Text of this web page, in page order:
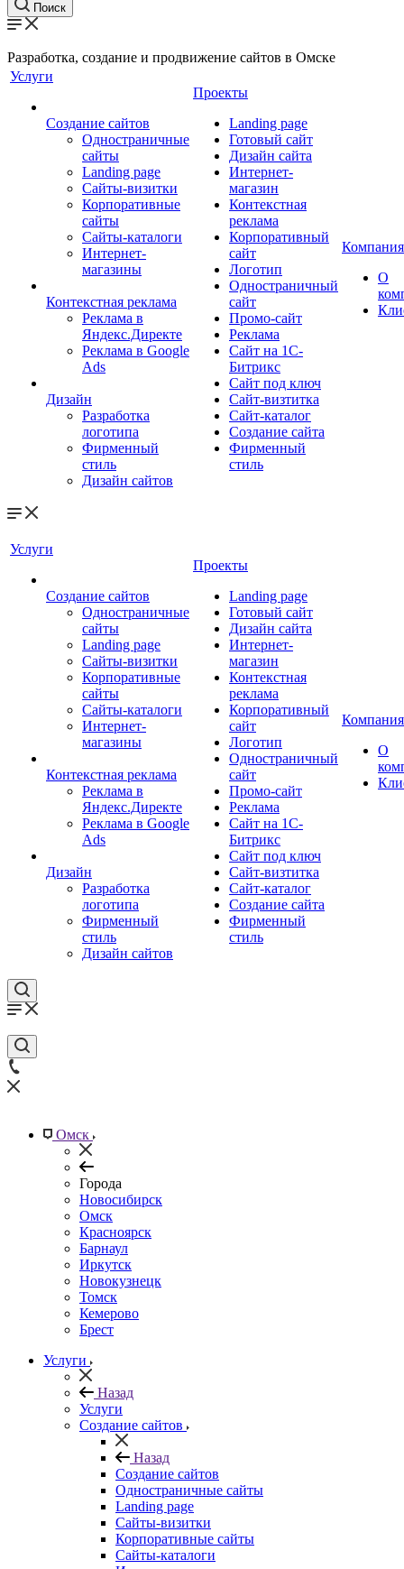
Поиск
Разработка, создание и продвижение сайтов в Омске
Услуги
Создание сайтов
Одностраничные
сайты
Landing page
Сайты-визитки
Корпоративные
сайты
Сайты-каталоги
Интернет-
магазины
Контекстная реклама
Реклама в
Яндекс.Директе
Реклама в Google
Ads
Дизайн
Разработка
логотипа
Фирменный
стиль
Дизайн сайтов
Проекты
Landing page
Готовый сайт
Дизайн сайта
Интернет-
магазин
Контекстная
реклама
Корпоративный
сайт
Логотип
Одностраничный
сайт
Промо-сайт
Реклама
Сайт на 1С-
Битрикс
Сайт под ключ
Сайт-визтитка
Сайт-каталог
Создание сайта
Фирменный
стиль
Компания
О
Услуги
Создание сайтов
Одностраничные
сайты
Landing page
Сайты-визитки
Корпоративные
сайты
Сайты-каталоги
Интернет-
магазины
Контекстная реклама
Реклама в
Яндекс.Директе
Реклама в Google
Ads
Дизайн
Разработка
логотипа
Фирменный
стиль
Дизайн сайтов
Проекты
Landing page
Готовый сайт
Дизайн сайта
Интернет-
магазин
Контекстная
реклама
Корпоративный
сайт
Логотип
Одностраничный
сайт
Промо-сайт
Реклама
Сайт на 1С-
Битрикс
Сайт под ключ
Сайт-визтитка
Сайт-каталог
Создание сайта
Фирменный
стиль
Компания
О
Омск
Города
Новосибирск
Омск
Красноярск
Барнаул
Иркутск
Новокузнецк
Томск
Кемерово
Брест
Услуги
Назад
Услуги
Создание сайтов
Назад
Создание сайтов
Одностраничные сайты
Landing page
Сайты-визитки
Корпоративные сайты
Сайты-каталоги